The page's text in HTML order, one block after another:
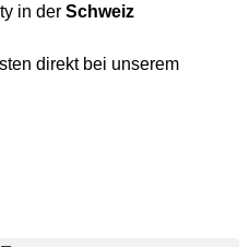
in der Schweiz
direkt bei unserem